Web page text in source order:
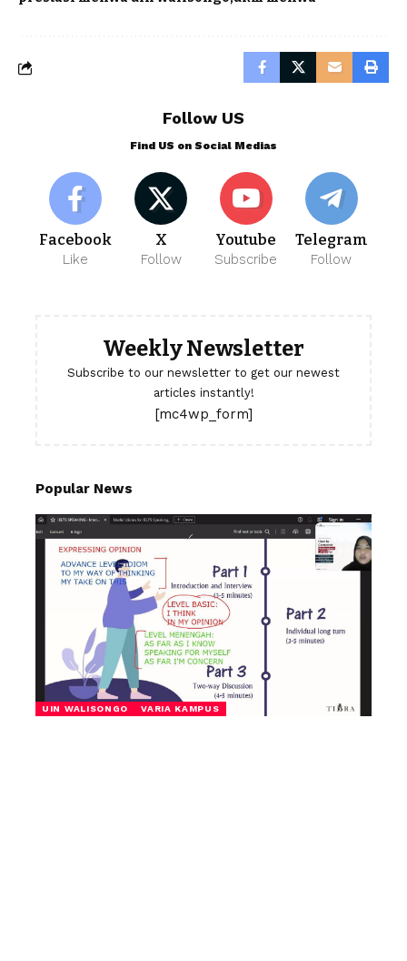
Follow US
Find US on Social Medias
Facebook
Like
X
Follow
Youtube
Subscribe
Telegram
Follow
Weekly Newsletter
Subscribe to our newsletter to get our newest
articles instantly!
[mc4wp_form]
Popular News
UIN WALISONGO VARIA KAMPUS